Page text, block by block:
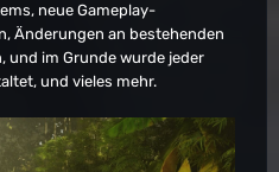
neue Gameplay-
Änderungen an bestehenden
und im Grunde wurde jeder
und vieles mehr.